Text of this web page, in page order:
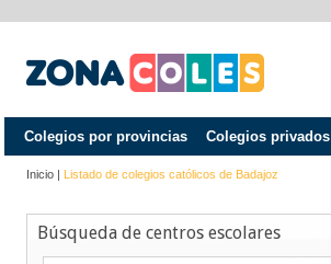
Colegios por provincias Colegios privados
Inicio | Listado de colegios católicos de Badajoz
Búsqueda de centros escolares